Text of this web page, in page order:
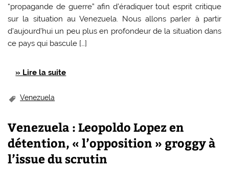
“propagande de guerre” afin d’éradiquer tout esprit critique
sur la situation au Venezuela. Nous allons parler à partir
d’aujourd’hui un peu plus en profondeur de la situation dans
ce pays qui bascule […]
» Lire la suite
Venezuela
Venezuela : Leopoldo Lopez en
détention, « l’opposition » groggy à
l’issue du scrutin